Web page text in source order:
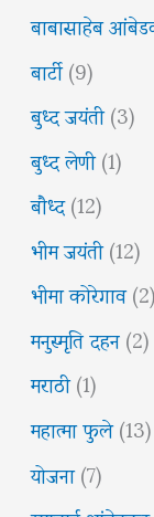
बाबासाहेब
बार्टी(9)
बुध्द जयंती(3)
बुध्द लेणी(1)
बौध्द(12)
भीम जयंती(12)
भीमा कोरेगाव(2)
मनुस्मृति दहन(2)
मराठी(1)
महात्मा फुले(13)
योजना(7)